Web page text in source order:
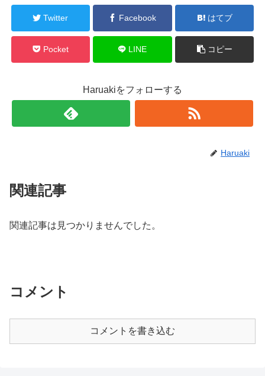
Twitter Facebook はてブ
Pocket LINE コピー
Haruakiをフォローする
Haruaki
関連記事
関連記事は見つかりませんでした。
コメント
コメントを書き込む